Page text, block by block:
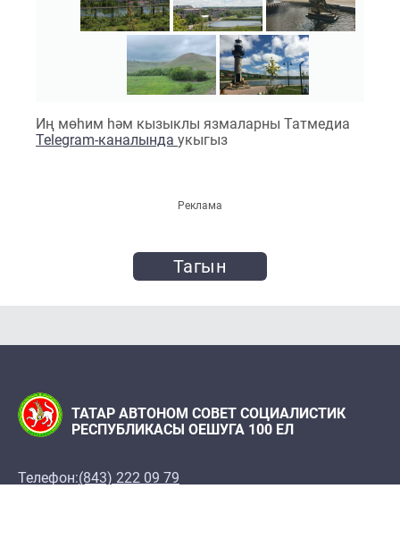
Иң мөһим һәм кызыклы язмаларны Татмедиа
Telegram-каналында укыгыз
Реклама
Тагын
ТАТАР АВТОНОМ СОВЕТ СОЦИАЛИСТИК
РЕСПУБЛИКАСЫ ОЕШУГА 100 ЕЛ
Телефон:(843) 222 09 79